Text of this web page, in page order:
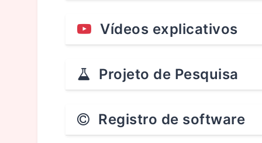
Vídeos explicativos
Projeto de Pesquisa
Registro de software